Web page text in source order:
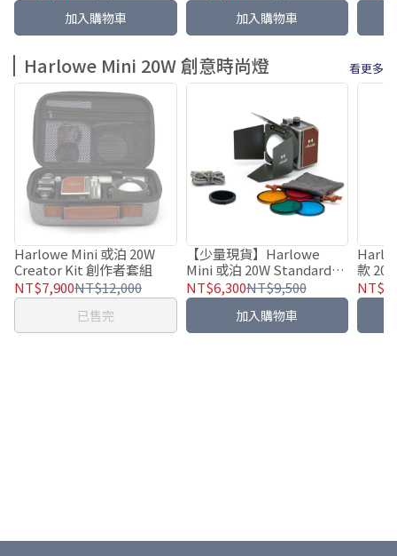
加入購物車 加入購物車
Harlowe Mini 20W 創意時尚燈 看更多
Harlowe Mini 或泊 20W
Creator Kit 創作者套組
NT$7,900NT$12,000
已售完
【少量現貨】Harlowe
Mini 或泊 20W Standard
Kit 標準套組
NT$6,300NT$9,500
加入購物車
款
套組